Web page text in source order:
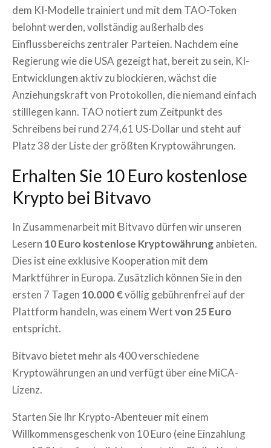
dem KI-Modelle trainiert und mit dem TAO-Token
belohnt werden, vollständig außerhalb des
Einflussbereichs zentraler Parteien. Nachdem eine
Regierung wie die USA gezeigt hat, bereit zu sein, KI-
Entwicklungen aktiv zu blockieren, wächst die
Anziehungskraft von Protokollen, die niemand einfach
stilllegen kann. TAO notiert zum Zeitpunkt des
Schreibens bei rund 274,61 US-Dollar und steht auf
Platz 38 der Liste der größten Kryptowährungen.
Erhalten Sie 10 Euro kostenlose
Krypto bei Bitvavo
In Zusammenarbeit mit Bitvavo dürfen wir unseren
Lesern 10 Euro kostenlose Kryptowährunganbieten.
Dies ist eine exklusive Kooperation mit dem
Marktführer in Europa. Zusätzlich können Sie in den
ersten 7 Tagen 10.000 €völlig gebührenfrei auf der
Plattform handeln, was einem Wertvon 25 Euro
entspricht.
Bitvavo bietet mehr als 400 verschiedene
Kryptowährungen an und verfügt über eine MiCA-
Lizenz.
Starten Sie Ihr Krypto-Abenteuer mit einem
Willkommensgeschenk von 10 Euro (eine Einzahlung